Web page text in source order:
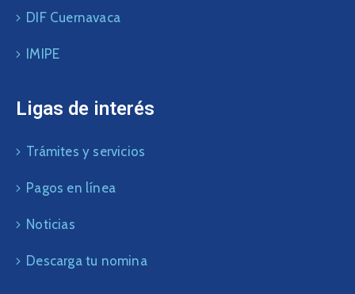
DIF Cuernavaca
IMIPE
Ligas de interés
Trámites y servicios
Pagos en línea
Noticias
Descarga tu nomina